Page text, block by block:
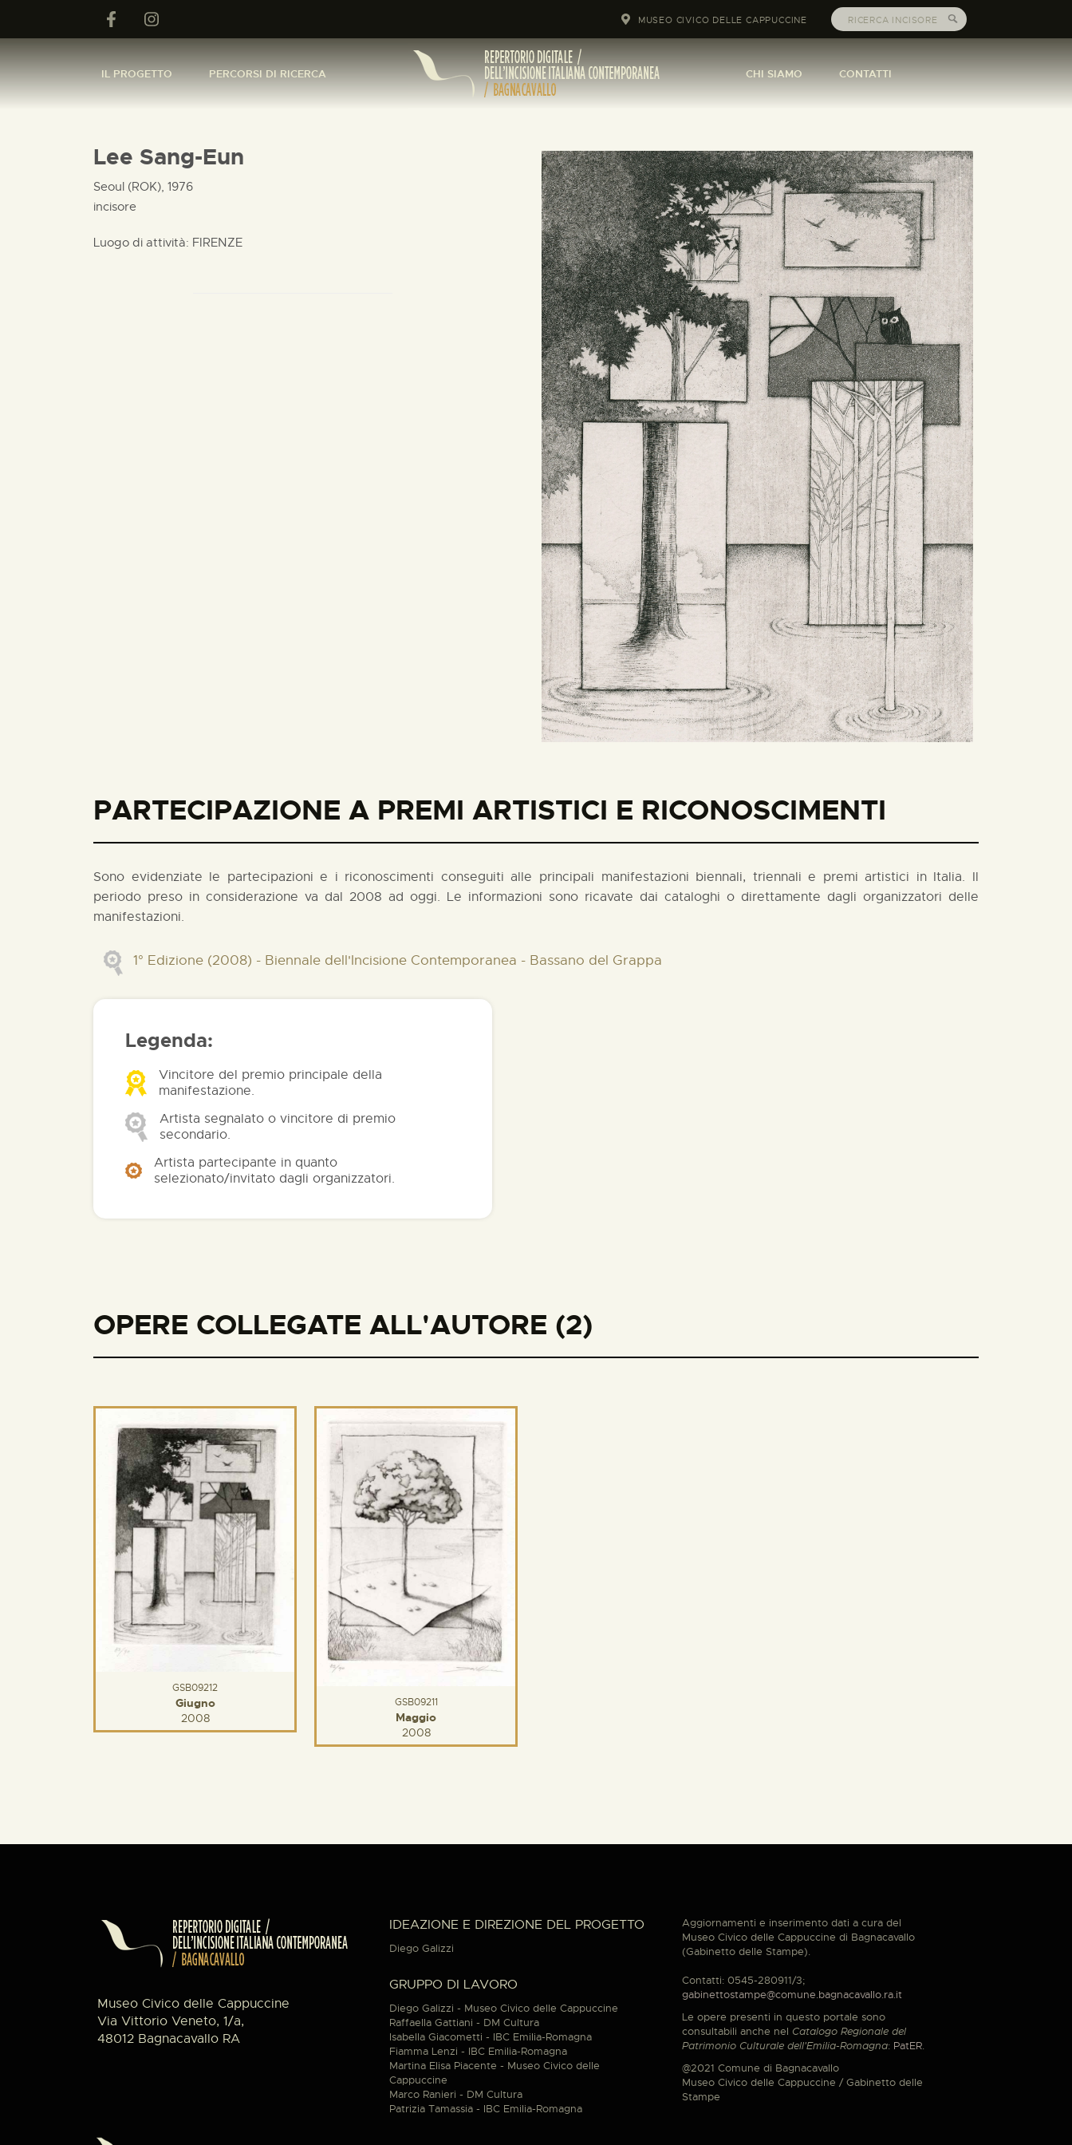
MUSEO CIVICO DELLE CAPPUCCINE
IL PROGETTO PERCORSI DI RICERCA CHI SIAMO CONTATTI
Lee Sang-Eun
Seoul (ROK), 1976
incisore
Luogo di attività: FIRENZE
PARTECIPAZIONE A PREMI ARTISTICI E RICONOSCIMENTI
Sono evidenziate le partecipazioni e i riconoscimenti conseguiti alle principali manifestazioni biennali, triennali e premi artistici in Italia. Il
periodo preso in considerazione va dal 2008 ad oggi. Le informazioni sono ricavate dai cataloghi o direttamente dagli organizzatori delle
manifestazioni.
1° Edizione (2008) - Biennale dell'Incisione Contemporanea - Bassano del Grappa
Legenda:
Vincitore del premio principale della
manifestazione.
Artista segnalato o vincitore di premio
secondario.
Artista partecipante in quanto
selezionato/invitato dagli organizzatori.
OPERE COLLEGATE ALL'AUTORE (2)
GSB09212
Giugno
2008
GSB09211
Maggio
2008
Museo Civico delle Cappuccine
Via Vittorio Veneto, 1/a,
48012 Bagnacavallo RA
IDEAZIONE E DIREZIONE DEL PROGETTO
Diego Galizzi
GRUPPO DI LAVORO
Diego Galizzi - Museo Civico delle Cappuccine
Raffaella Gattiani - DM Cultura
Isabella Giacometti - IBC Emilia-Romagna
Fiamma Lenzi - IBC Emilia-Romagna
Martina Elisa Piacente - Museo Civico delle
Cappuccine
Marco Ranieri - DM Cultura
Patrizia Tamassia - IBC Emilia-Romagna
Aggiornamenti e inserimento dati a cura del
Museo Civico delle Cappuccine di Bagnacavallo
(Gabinetto delle Stampe).
Contatti: 0545-280911/3;
gabinettostampe@comune.bagnacavallo.ra.it
Le opere presenti in questo portale sono
consultabili anche nel Catalogo Regionale del
Patrimonio Culturale dell'Emilia-Romagna: PatER.
@2021 Comune di Bagnacavallo
Museo Civico delle Cappuccine / Gabinetto delle
Stampe